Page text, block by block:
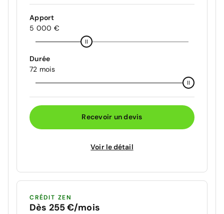
Apport
5 000 €
Durée
72 mois
Recevoir un devis
Voir le détail
CRÉDIT ZEN
Dès 255 €/mois